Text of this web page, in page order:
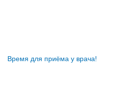
Время для приёма у врача!